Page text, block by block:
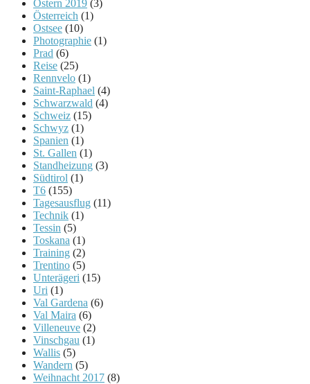
Ostern 2019 (3)
Österreich (1)
Ostsee (10)
Photographie (1)
Prad (6)
Reise (25)
Rennvelo (1)
Saint-Raphael (4)
Schwarzwald (4)
Schweiz (15)
Schwyz (1)
Spanien (1)
St. Gallen (1)
Standheizung (3)
Südtirol (1)
T6 (155)
Tagesausflug (11)
Technik (1)
Tessin (5)
Toskana (1)
Training (2)
Trentino (5)
Unterägeri (15)
Uri (1)
Val Gardena (6)
Val Maira (6)
Villeneuve (2)
Vinschgau (1)
Wallis (5)
Wandern (5)
Weihnacht 2017 (8)